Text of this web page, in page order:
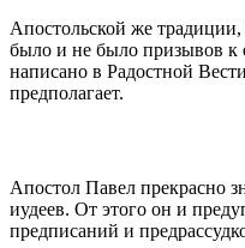
Апостольской же традиции,
было и не было призывов к
написано в Радостной
предполагает.
Апостол Павел прекрасно
иудеев. От этого он и
предписаний и